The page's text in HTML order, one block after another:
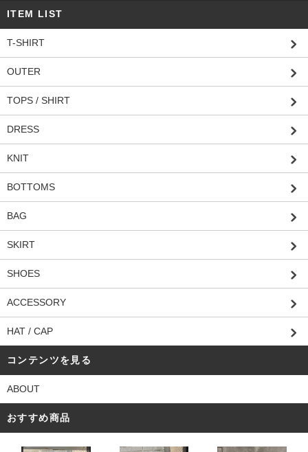
ITEM LIST
T-SHIRT
OUTER
TOPS / SHIRT
DRESS
KNIT
BOTTOMS
BAG
SKIRT
SHOES
ACCESSORY
HAT / CAP
コンテンツを見る
ABOUT
おすすめ商品